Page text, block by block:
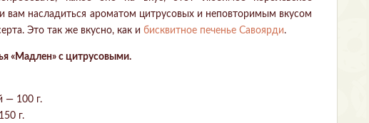
вам насладиться ароматом цитрусовых и неповторимым вкусом
Это так же вкусно, как и бисквитное печенье Савоярди.
«Мадлен» с цитрусовыми.
— 100 г.
г.